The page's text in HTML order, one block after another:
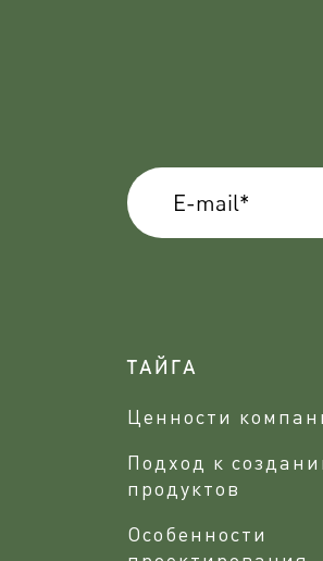
ТАЙГА
Ценности
Подход к
продуктов
Особенности